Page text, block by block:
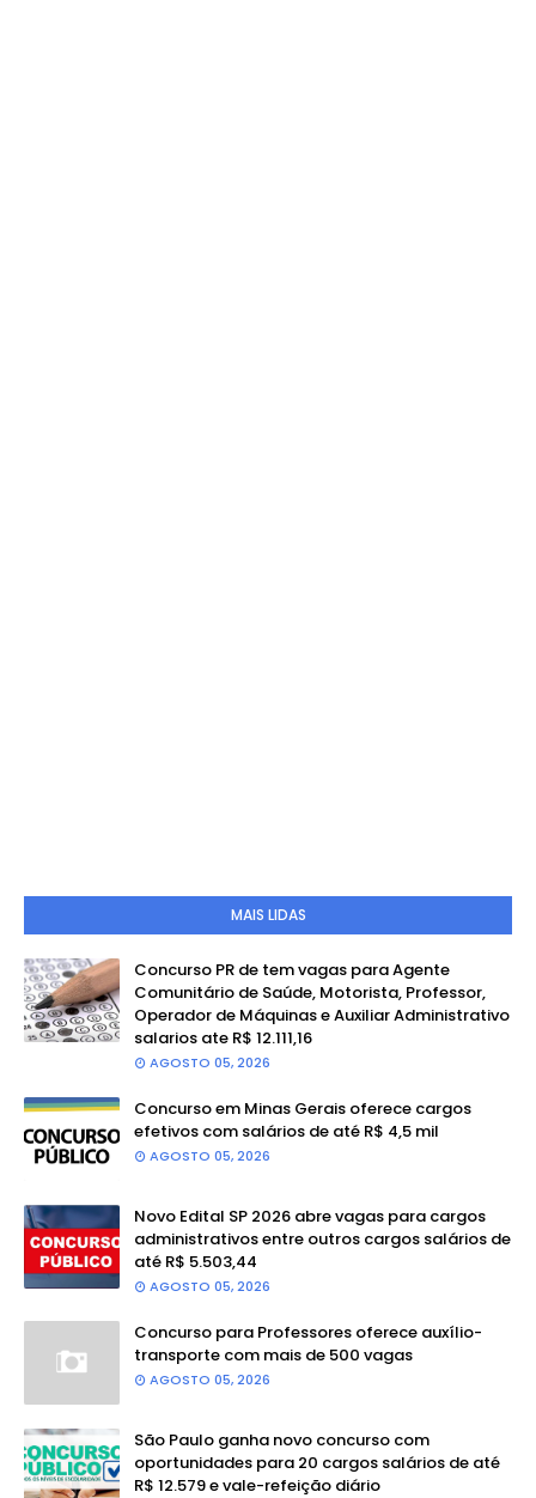
MAIS LIDAS
Concurso PR de tem vagas para Agente
Comunitário de Saúde, Motorista, Professor,
Operador de Máquinas e Auxiliar Administrativo
salarios ate R$ 12.111,16
AGOSTO 05, 2026
Concurso em Minas Gerais oferece cargos
efetivos com salários de até R$ 4,5 mil
AGOSTO 05, 2026
Novo Edital SP 2026 abre vagas para cargos
administrativos entre outros cargos salários de
até R$ 5.503,44
AGOSTO 05, 2026
Concurso para Professores oferece auxílio-
transporte com mais de 500 vagas
AGOSTO 05, 2026
São Paulo ganha novo concurso com
oportunidades para 20 cargos salários de até
R$ 12.579 e vale-refeição diário